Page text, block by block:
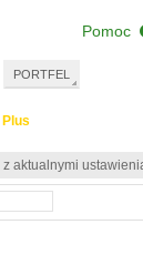
aktualnymi
PORTFEL
Pomoc